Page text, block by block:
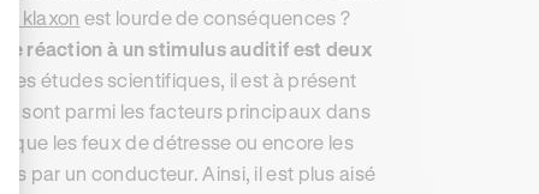
klaxon est lourde de conséquences ?
de réaction à un stimulus auditif est deux
études scientifiques, il est à présent
sont parmi les facteurs principaux dans
que les feux de détresse ou encore les
par un conducteur. Ainsi, il est plus aisé